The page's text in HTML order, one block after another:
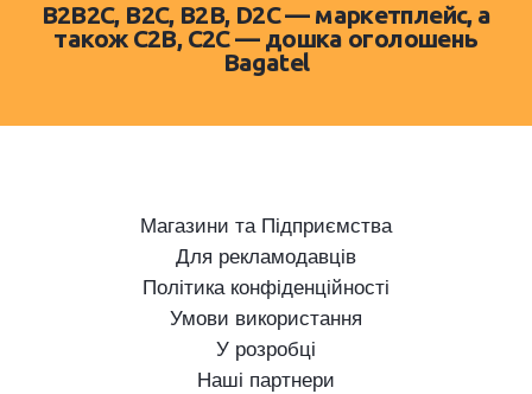
B2B2C, B2C, B2B, D2C — маркетплейс, а
також C2B, C2C — дошка оголошень
Bagatel
Магазини та Підприємства
Для рекламодавців
Політика конфіденційності
Умови використання
У розробці
Наші партнери